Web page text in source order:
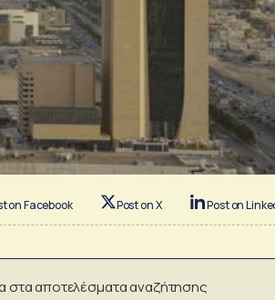
on Facebook Post on X Post on
στα αποτελέσματα αναζήτησης